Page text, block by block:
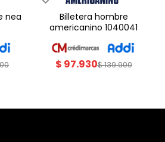
billetera hombre
americanino 1040041
$ 97.930$139.900